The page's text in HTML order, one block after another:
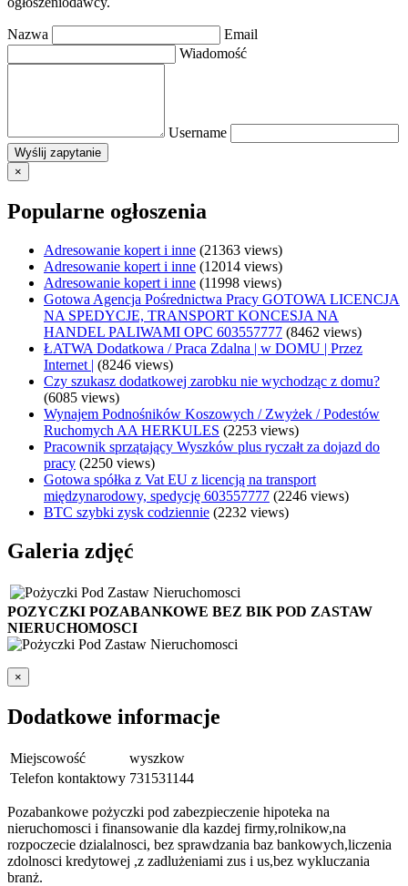
Nazwa
Email
Wiadomość
Username
×
Popularne ogłoszenia
Adresowanie kopert i inne (21363 views)
Adresowanie kopert i inne (12014 views)
Adresowanie kopert i inne (11998 views)
Gotowa Agencja Pośrednictwa Pracy GOTOWA LICENCJA
NA SPEDYCJE, TRANSPORT KONCESJA NA
HANDEL PALIWAMI OPC 603557777 (8462 views)
ŁATWA Dodatkowa / Praca Zdalna | w DOMU | Przez
Internet | (8246 views)
Czy szukasz dodatkowej zarobku nie wychodząc z domu?
(6085 views)
Wynajem Podnośników Koszowych / Zwyżek / Podestów
Ruchomych AA HERKULES (2253 views)
Pracownik sprzątający Wyszków plus ryczałt za dojazd do
pracy (2250 views)
Gotowa spółka z Vat EU z licencją na transport
międzynarodowy, spedycję 603557777 (2246 views)
BTC szybki zysk codziennie (2232 views)
Galeria zdjęć
POZYCZKI POZABANKOWE BEZ BIK POD ZASTAW
NIERUCHOMOSCI
×
Dodatkowe informacje
Miejscowość
wyszkow
Telefon kontaktowy 731531144
Pozabankowe pożyczki pod zabezpieczenie hipoteka na
nieruchomosci i finansowanie dla kazdej firmy,rolnikow,na
rozpoczecie dzialalnosci, bez sprawdzania baz bankowych,liczenia
zdolnosci kredytowej ,z zadlużeniami zus i us,bez wykluczania
branż.